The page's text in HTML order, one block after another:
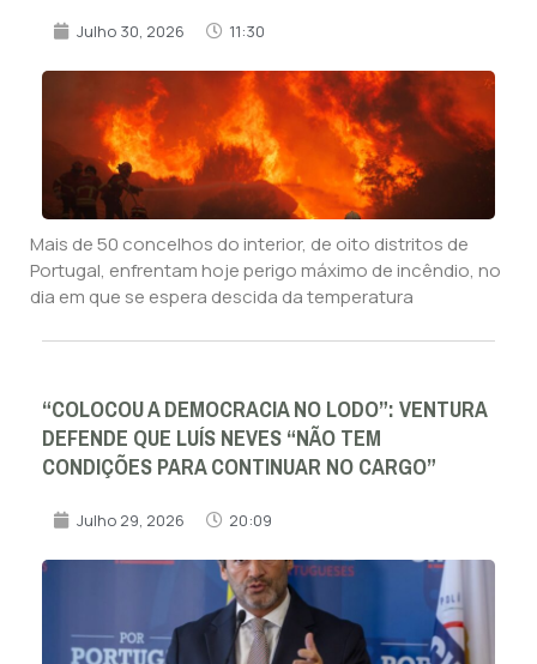
Julho 30, 2026 11:30
Mais de 50 concelhos do interior, de oito distritos de
Portugal, enfrentam hoje perigo máximo de incêndio, no
dia em que se espera descida da temperatura
“COLOCOU A DEMOCRACIA NO LODO”: VENTURA
DEFENDE QUE LUÍS NEVES “NÃO TEM
CONDIÇÕES PARA CONTINUAR NO CARGO”
Julho 29, 2026 20:09